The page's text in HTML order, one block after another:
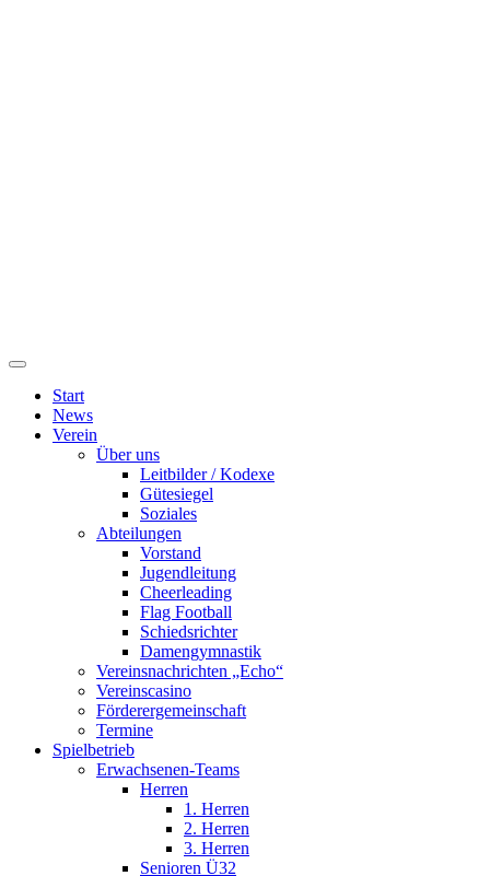
Start
News
Verein
Über uns
Leitbilder / Kodexe
Gütesiegel
Soziales
Abteilungen
Vorstand
Jugendleitung
Cheerleading
Flag Football
Schiedsrichter
Damengymnastik
Vereinsnachrichten „Echo“
Vereinscasino
Förderergemeinschaft
Termine
Spielbetrieb
Erwachsenen-Teams
Herren
1. Herren
2. Herren
3. Herren
Senioren Ü32